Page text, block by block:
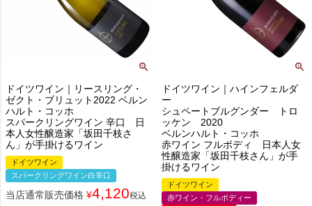
ドイツワイン｜リースリング・
ゼクト・ブリュット2022 ベルン
ハルト・コッホ
スパークリングワイン 辛口 日
本人女性醸造家「坂田千枝さ
ん」が手掛けるワイン
ドイツワイン
スパークリングワイン白辛口
当店通常販売価格 ¥4,120税込
ドイツワイン｜ハインフェルダ
ー
シュペートブルグンダー トロ
ッケン 2020
ベルンハルト・コッホ
赤ワイン フルボディ 日本人女
性醸造家「坂田千枝さん」が手
掛けるワイン
ドイツワイン
赤ワイン・フルボディー